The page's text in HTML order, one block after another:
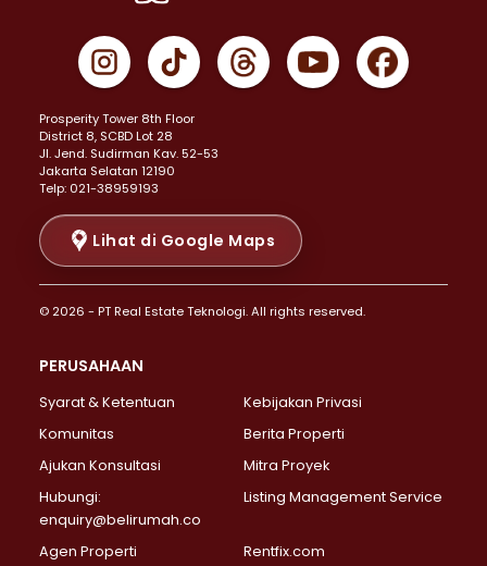
Properti Dijual di Gambir >
Properti Dijual di Johar Baru >
Properti Dijual di Menteng >
Properti Dijual di Senen >
Properti Dijual di Tanah Abang >
Properti Dijual di Cikini >
Properti Dijual di Kramat >
Properti Dijual di Pasar Baru >
Properti Dijual di Bendungan Hilir >
Properti Dijual di Jakarta Selatan >
Properti Dijual di Lebak Bulus >
Properti Dijual di Gandaria Selatan >
Properti Dijual di Pondok Labu >
Properti Dijual di Lenteng Agung >
Properti Dijual di Senayan >
Properti Dijual di Pondok Pinang >
Prosperity Tower 8th Floor
District 8, SCBD Lot 28
JI. Jend. Sudirman Kav. 52-53
Jakarta Selatan 12190
Telp: 021-38959193
Lihat di Google Maps
© 2026 - PT Real Estate Teknologi. All rights reserved.
PERUSAHAAN
Syarat & Ketentuan
Kebijakan Privasi
Komunitas
Berita Properti
Ajukan Konsultasi
Mitra Proyek
Hubungi:
enquiry@belirumah.co
Listing Management Service
Agen Properti Rentfix.com